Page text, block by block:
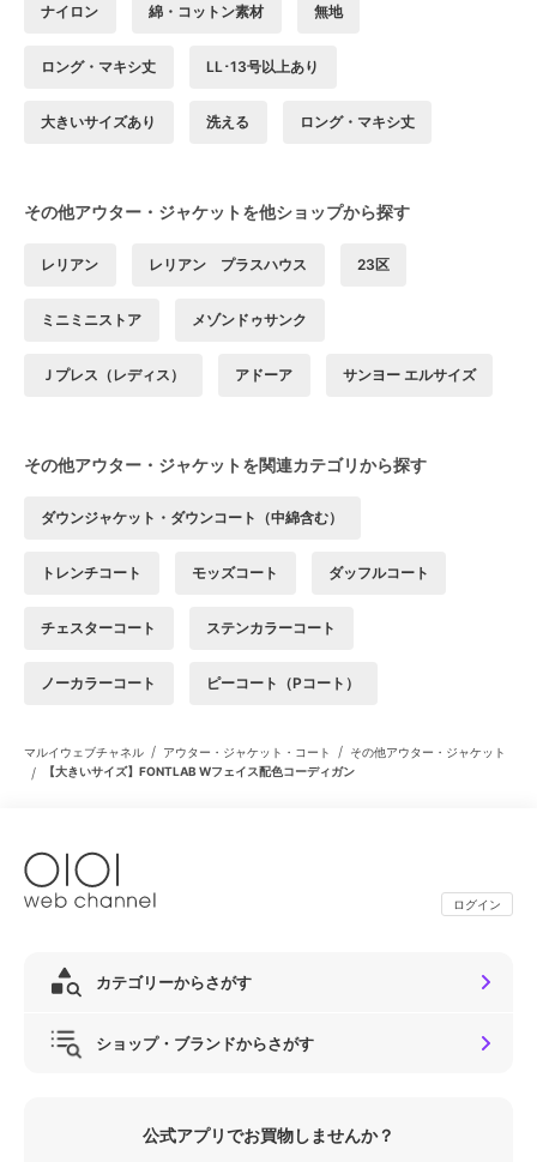
ナイロン 綿・コットン素材 無地
ロング・マキシ丈 LL･13号以上あり
大きいサイズあり 洗える ロング・マキシ丈
その他アウター・ジャケットを他ショップから探す
レリアン レリアン プラスハウス 23区
ミニミニストア メゾンドゥサンク
Ｊプレス（レディス） アドーア サンヨー エルサイズ
その他アウター・ジャケットを関連カテゴリから探す
ダウンジャケット・ダウンコート（中綿含む）
トレンチコート モッズコート ダッフルコート
チェスターコート ステンカラーコート
ノーカラーコート ピーコート（Pコート）
マルイウェブチャネル / アウター・ジャケット・コート / その他アウター・ジャケット
/ 【大きいサイズ】FONTLAB Wフェイス配色コーディガン
ログイン
カテゴリーからさがす
ショップ・ブランドからさがす
公式アプリでお買物しませんか？